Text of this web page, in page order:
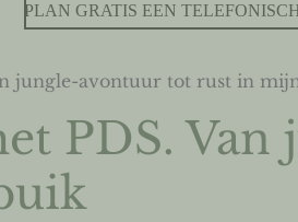
PLAN GRATIS EEN
jungle-avontuur tot rust in
PDS.